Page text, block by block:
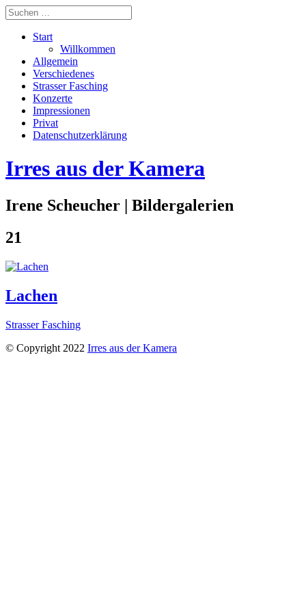
Start
Willkommen
Allgemein
Verschiedenes
Strasser Fasching
Konzerte
Impressionen
Privat
Datenschutzerklärung
Irres aus der Kamera
Irene Scheucher | Bildergalerien
21
Lachen
Strasser Fasching
© Copyright 2022 Irres aus der Kamera